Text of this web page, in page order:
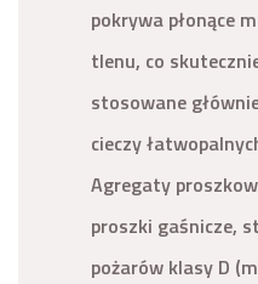
pokrywa płonące
tlenu, co
stosowane
cieczy
Agregaty
proszki gaśnicze,
pożarów klasy D